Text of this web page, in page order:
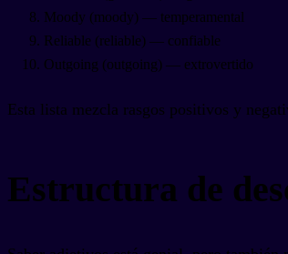
Moody (moody) — temperamental
Reliable (reliable) — confiable
Outgoing (outgoing) — extrovertido
Esta lista mezcla rasgos positivos y
Estructura de